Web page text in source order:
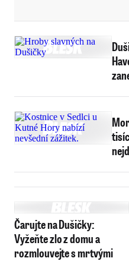
Čarujte na Dušičky:
Vyžeňte zlo z domu a
rozmlouvejte s mrtvými